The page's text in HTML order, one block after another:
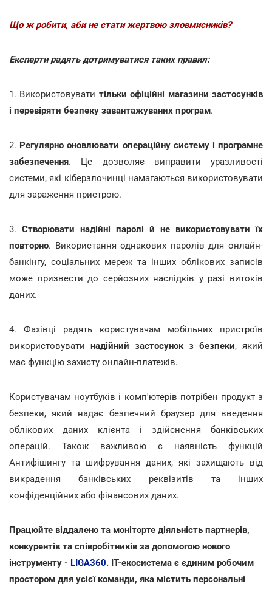
Що ж робити, аби не стати жертвою зловмисників?
Експерти радять дотримуватися таких правил:
1. Використовувати тільки офіційні магазини застосунків
і перевіряти безпеку завантажуваних програм.
2. Регулярно оновлювати операційну систему і програмне
забезпечення. Це дозволяє виправити уразливості
системи, які кіберзлочинці намагаються використовувати
для зараження пристрою.
3. Створювати надійні паролі й не використовувати їх
повторно. Використання однакових паролів для онлайн-
банкінгу, соціальних мереж та інших облікових записів
може призвести до серйозних наслідків у разі витоків
даних.
4. Фахівці радять користувачам мобільних пристроїв
використовувати надійний застосунок з безпеки, який
має функцію захисту онлайн-платежів.
Користувачам ноутбуків і комп'ютерів потрібен продукт з
безпеки, який надає безпечний браузер для введення
облікових даних клієнта і здійснення банківських
операцій. Також важливою є наявність функцій
Антифішингу та шифрування даних, які захищають від
викрадення банківських реквізитів та інших
конфіденційних або фінансових даних.
Працюйте віддалено та моніторте діяльність партнерів,
конкурентів та співробітників за допомогою нового
інструменту - LIGA360. IT-екосистема є єдиним робочим
простором для усієї команди, яка містить персональні